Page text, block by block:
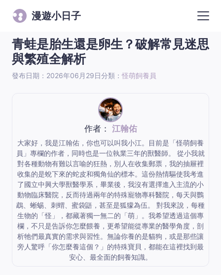
漫遊小日子
青蛙是胎生還是卵生？破解常見迷思
與繁殖全解析
發布日期：2026年06月29日分類： 怪萌飼養員
作者： 江翰佑
大家好，我是江翰佑，你也可以叫我小江。目前是「怪萌飼養
員」專欄的作者，同時也是一位執業三年的獸醫師。 從小我就
對各種動物有難以言喻的狂熱，別人在收集郵票，我的抽屜裡
收集的是蛻下來的蛇皮和獨角仙的標本。這份熱情驅使我考進
了國立中興大學獸醫學系，畢業後，我沒有選擇進入主流的小
動物臨床醫院，反而待過兩年的特殊寵物專科醫院，每天與鸚
鵡、蜥蜴、刺蝟、蜜袋鼯，甚至是狐獴為伍。 對我來說，每種
生物的「怪」，都藏著獨一無二的「萌」。我希望透過這個專
欄，不只是告訴你怎麼餵養，更希望能從專業的醫學角度，剖
析牠們最真實的需求與習性。無論你養的是貓狗，或是那些讓
旁人驚呼「你怎麼養這個？」的特殊寶貝，都能在這裡找到最
安心、最全面的飼養知識。